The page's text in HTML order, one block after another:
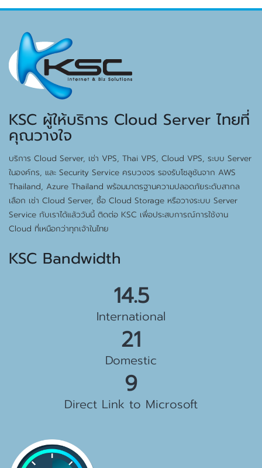
KSC ผู้ให้บริการ Cloud Server ไทยที่
คุณวางใจ
บริการ Cloud Server, เช่า VPS, Thai VPS, Cloud VPS, ระบบ Server
ในองค์กร, และ Security Service ครบวงจร รองรับโซลูชันจาก AWS
Thailand, Azure Thailand พร้อมมาตรฐานความปลอดภัยระดับสากล
เลือก เช่า Cloud Server, ซื้อ Cloud Storage หรือวางระบบ Server
Service กับเราได้แล้ววันนี้ ติดต่อ KSC เพื่อประสบการณ์การใช้งาน
Cloud ที่เหนือกว่าทุกเจ้าในไทย
KSC Bandwidth
15.5 Gbps
International
23 Gbps
Domestic
10 Gbps
Direct Link to Microsoft